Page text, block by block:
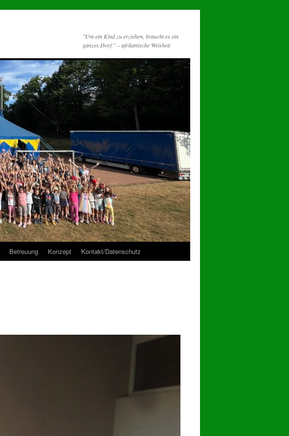
"Um ein Kind zu erziehen, braucht es ein
ganzes Dorf." – afrikanische Weisheit
Betreuung Konzept Kontakt/Datenschutz